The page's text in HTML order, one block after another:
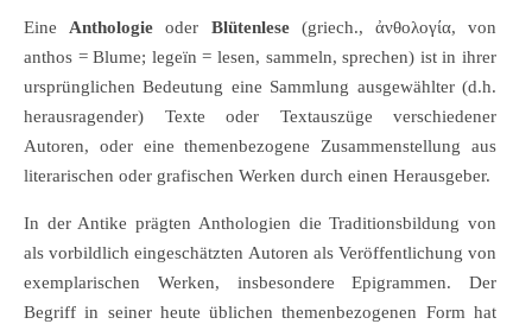
Eine Anthologie oder Blütenlese(griech., ἀνθολογία, von
anthos = Blume; legeïn = lesen, sammeln, sprechen) ist in ihrer
ursprünglichen Bedeutung eine Sammlung ausgewählter (d.h.
herausragender) Texte oder Textauszüge verschiedener
Autoren, oder eine themenbezogene Zusammenstellung aus
literarischen oder grafischen Werken durch einen Herausgeber.
In der Antike prägten Anthologien die Traditionsbildung von
als vorbildlich eingeschätzten Autoren als Veröffentlichung von
exemplarischen Werken, insbesondere Epigrammen. Der
Begriff in seiner heute üblichen themenbezogenen Form hat